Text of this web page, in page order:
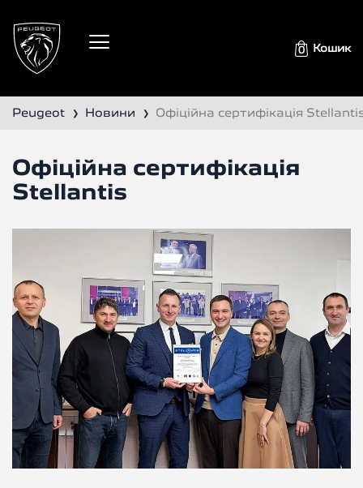
0 Кошик
Peugeot ❯ Новини ❯ Офіційна сертифікація
Офіційна сертифікація
Stellantis